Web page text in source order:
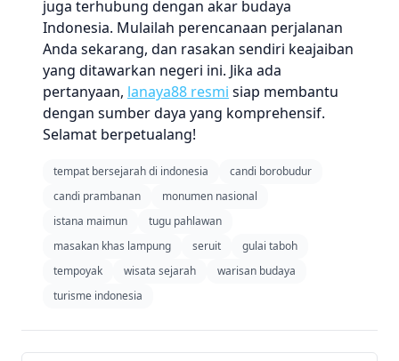
juga terhubung dengan akar budaya
Indonesia. Mulailah perencanaan perjalanan
Anda sekarang, dan rasakan sendiri keajaiban
yang ditawarkan negeri ini. Jika ada
pertanyaan, lanaya88 resmi siap membantu
dengan sumber daya yang komprehensif.
Selamat berpetualang!
tempat bersejarah di indonesia
candi borobudur
candi prambanan
monumen nasional
istana maimun
tugu pahlawan
masakan khas lampung
seruit
gulai taboh
tempoyak
wisata sejarah
warisan budaya
turisme indonesia